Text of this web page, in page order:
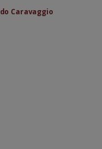
Caravaggio